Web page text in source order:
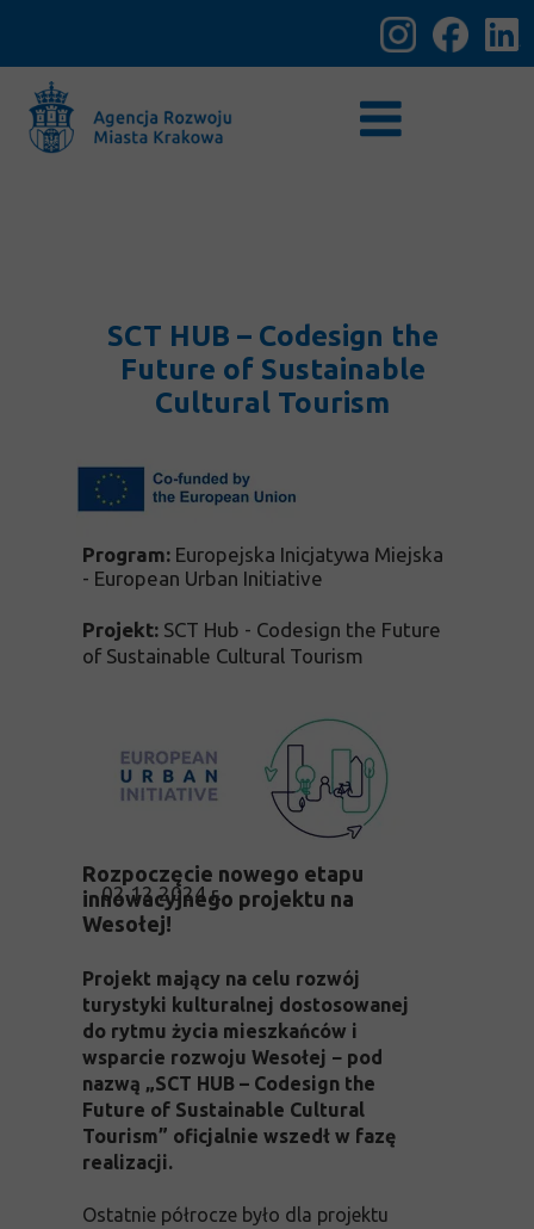
02.12.2024 r.
Program: Europejska Inicjatywa Miejska
- European Urban Initiative
Projekt: SCT Hub - Codesign the Future
of Sustainable Cultural Tourism
SCT HUB – Codesign the
Future of Sustainable
Cultural Tourism
Rozpoczęcie nowego etapu
innowacyjnego projektu na
Wesołej!
Projekt mający na celu rozwój
turystyki kulturalnej dostosowanej
do rytmu życia mieszkańców i
wsparcie rozwoju Wesołej − pod
nazwą „SCT HUB – Codesign the
Future of Sustainable Cultural
Tourism” oficjalnie wszedł w fazę
realizacji.
Ostatnie półrocze było dla projektu